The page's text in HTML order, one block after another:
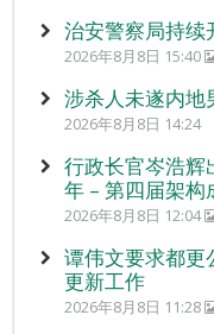
治安警察局持续
2026年8月8日 15:40
涉杀人未遂内地
2026年8月8日 14:24
行政长官岑浩辉
年 – 第四届架构
2026年8月8日 12:04
谭伟文要求都更
更新工作
2026年8月8日 11:28